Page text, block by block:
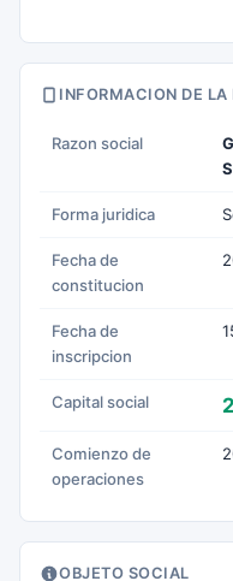
INFORMACION DE LA
Razon social
Forma juridica
Fecha de
constitucion
Fecha de
inscripcion
Capital social
Comienzo de
operaciones
OBJETO SOCIAL